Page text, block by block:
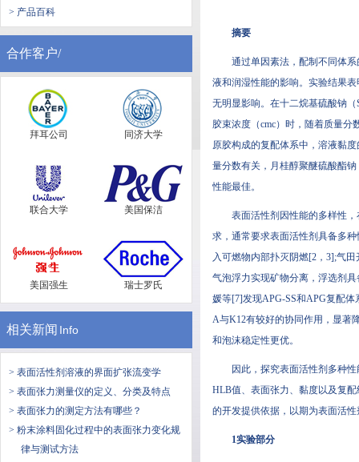
> 产品百科
合作客户/
拜耳公司 同济大学
联合大学 美国保洁
美国强生 瑞士罗氏
相关新闻 Info
> 表面活性剂溶液的界面扩张流变学
> 表面张力测量仪的定义、分类及特点
> 表面张力的测定方法有哪些？
> 粉末涂料固化过程中的表面张力变化规
律与测试方法
摘要
通过单因素法，配制不同体系
液和润湿性能的影响。实验结果
无明显影响。在十二烷基硫酸
胶束浓度（cmc）时，随着质量分
原胶构成的复配体系中，溶液黏
量分数有关，月桂醇聚醚硫酸酯
性能最佳。
表面活性剂因性能的多样性
求，通常要求表面活性剂具备
入可燃物内部扑灭阴燃[2，3];气
气泡浮力实现矿物分离，浮选剂
媛等[7]发现APG-SS和APG复配体
A与K12有较好的协同作用，显
和泡沫稳定性更优。
因此，探究表面活性剂多种
HLB值、表面张力、黏度
的开发提供依据，以期为表面活
1实验部分